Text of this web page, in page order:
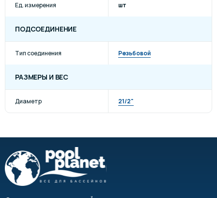
Ед. измерения шт
ПОДСОЕДИНЕНИЕ
Тип соединения Резьбовой
РАЗМЕРЫ И ВЕС
Диаметр 21/2"